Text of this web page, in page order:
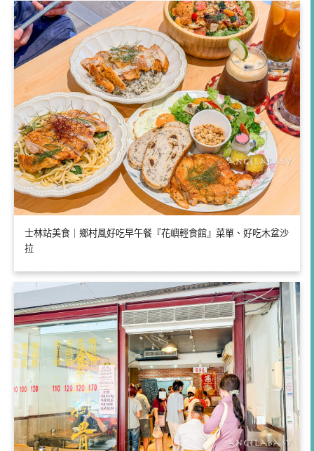
士林站美食｜鄉村風好吃早午餐『花嶼輕食館』菜單、好吃木盆沙
拉